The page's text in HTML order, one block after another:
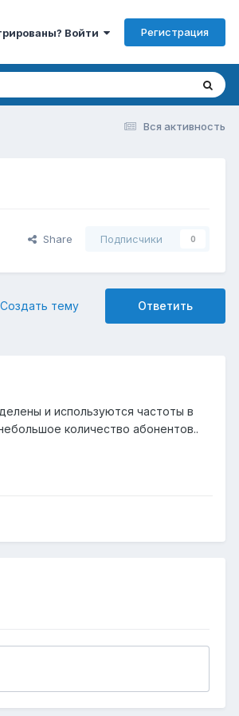
Войти Регистрация
Вся активность
Share Подписчики 0
Ответить
Создать тему
и используются частоты в
количество абонентов..